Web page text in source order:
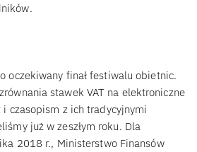
oczekiwany finał festiwalu obietnic.
stawek VAT na elektroniczne
czasopism z ich tradycyjnymi
już w zeszłym roku. Dla
2018 r., Ministerstwo Finansów